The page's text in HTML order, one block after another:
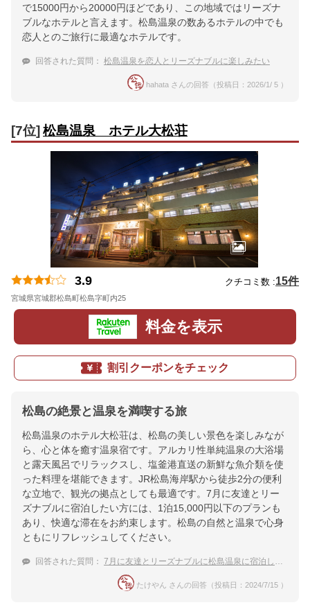
で15000円から20000円ほどであり、この地域ではリーズナ
ブルなホテルと言えます。松島温泉の数あるホテルの中でも
恋人とのご旅行に最適なホテルです。
回答された質問： 松島温泉を恋人とリーズナブルに楽しみたい
hahata さんの回答（投稿日：2026/1/ 5 ）
[7位]松島温泉 ホテル大松荘
3.9 クチコミ数 :15件
宮城県宮城郡松島町松島字町内25
料金を表示
割引クーポンをチェック
松島の絶景と温泉を満喫する旅
松島温泉のホテル大松荘は、松島の美しい景色を楽しみなが
ら、心と体を癒す温泉宿です。アルカリ性単純温泉の大浴場
と露天風呂でリラックスし、塩釜港直送の新鮮な魚介類を使
った料理を堪能できます。JR松島海岸駅から徒歩2分の便利
な立地で、観光の拠点としても最適です。7月に友達とリー
ズナブルに宿泊したい方には、1泊15,000円以下のプランも
あり、快適な滞在をお約束します。松島の自然と温泉で心身
ともにリフレッシュしてください。
回答された質問： 7月に友達とリーズナブルに松島温泉に宿泊したい！
たけやん さんの回答（投稿日：2024/7/15 ）